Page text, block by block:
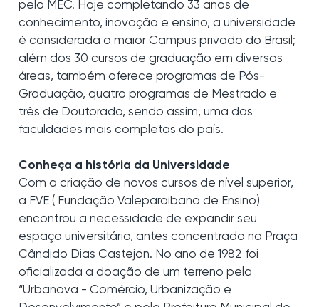
pelo MEC. Hoje completando 33 anos de
conhecimento, inovação e ensino, a universidade
é considerada o maior Campus privado do Brasil;
além dos 30 cursos de graduação em diversas
áreas, também oferece programas de Pós-
Graduação, quatro programas de Mestrado e
três de Doutorado, sendo assim, uma das
faculdades mais completas do país.
Conheça a história da Universidade
Com a criação de novos cursos de nível superior,
a FVE ( Fundação Valeparaibana de Ensino)
encontrou a necessidade de expandir seu
espaço universitário, antes concentrado na Praça
Cândido Dias Castejon. No ano de 1982 foi
oficializada a doação de um terreno pela
“Urbanova - Comércio, Urbanização e